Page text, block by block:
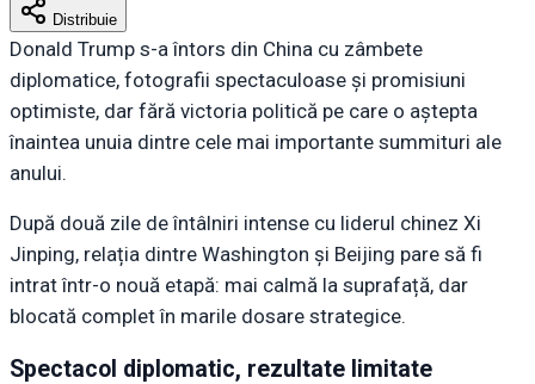
Distribuie
Donald Trump s-a întors din China cu zâmbete
diplomatice, fotografii spectaculoase și promisiuni
optimiste, dar fără victoria politică pe care o aștepta
înaintea unuia dintre cele mai importante summituri ale
anului.
După două zile de întâlniri intense cu liderul chinez Xi
Jinping, relația dintre Washington și Beijing pare să fi
intrat într-o nouă etapă: mai calmă la suprafață, dar
blocată complet în marile dosare strategice.
Spectacol diplomatic, rezultate limitate